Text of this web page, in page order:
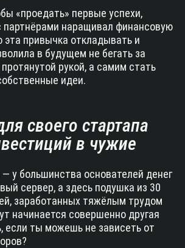
«проедать» первые успехи,
партнёрами наращивал финансовую
эта привычка откладывать и
в будущем не бегать за
рукой, а самим стать
идеи.
своего стартапа
в чужие
у большинства основателей денег
сервер, а здесь подушка из 30
заработанных тяжёлым трудом
начинается совершенно другая
если ты можешь не зависеть от